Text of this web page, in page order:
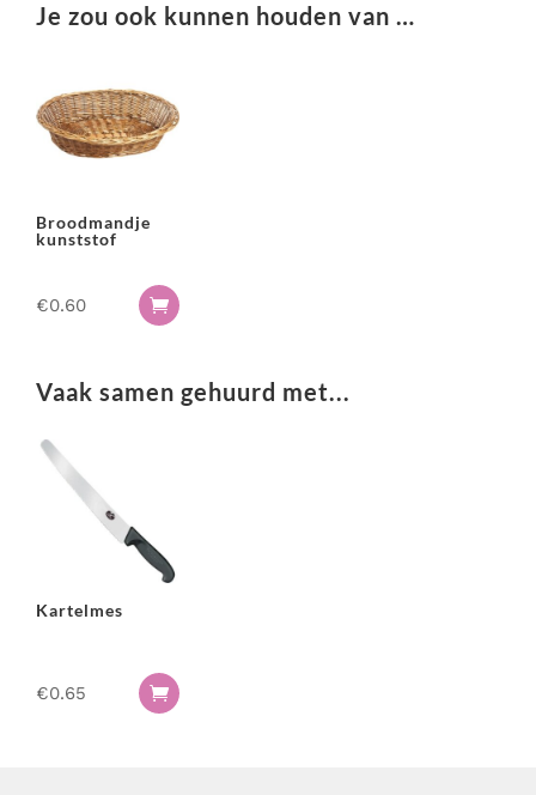
Je zou ook kunnen houden van …
Broodmandje
kunststof
€0.60 
Vaak samen gehuurd met...
Kartelmes
€0.65 